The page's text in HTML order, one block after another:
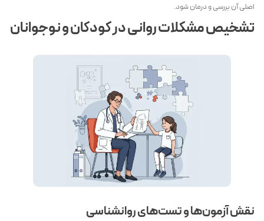
اصلی آن بررسی و درمان شود.
تشخیص مشکلات روانی در کودکان و نوجوانان
نقش آزمون‌ها و تست‌های روانشناسی